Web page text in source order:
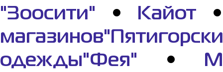
"Зоосити" • Кайот
одежды"Фея" •